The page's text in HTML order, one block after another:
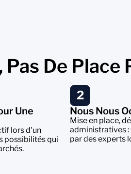
Pas De
Une
lors d'un
possibilités qui
2
Nous Nous
Mise en place,
administratives :
par des experts